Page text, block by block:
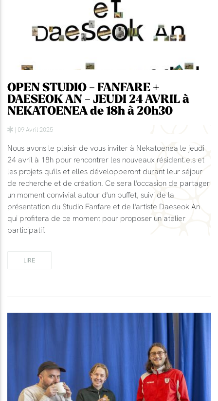
OPEN STUDIO - FANFARE +
DAESEOK AN - JEUDI 24 AVRIL à
NEKATOENEA de 18h à 20h30
| 09 Avril 2025
Nous avons le plaisir de vous inviter à Nekatoenea le jeudi
24 avril à 18h pour rencontrer les nouveaux résident.e.s et
les projets qu'ils et elles développeront durant leur séjour
de recherche et de création. Ce sera l'occasion de partager
un moment convivial autour d'un buffet, suivi de la
présentation du Studio Fanfare et de l'artiste Daeseok An
qui profitera de ce moment pour proposer un atelier
participatif.
LIRE